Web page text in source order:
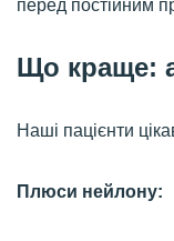
перед постійним
Що краще:
Наші пацієнти
Плюси нейлону: